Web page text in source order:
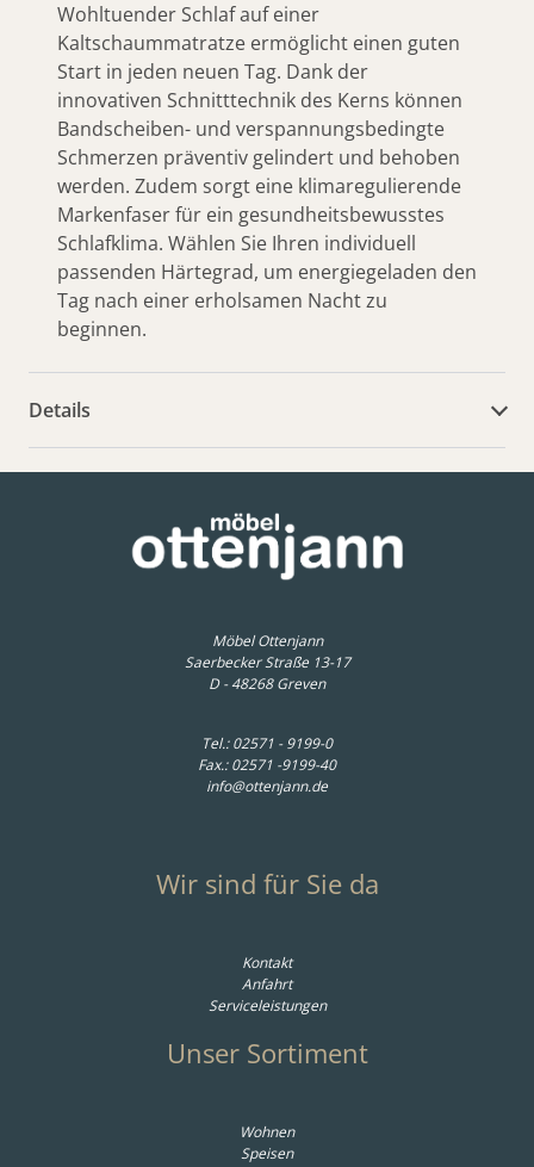
Wohltuender Schlaf auf einer
Kaltschaummatratze ermöglicht einen guten
Start in jeden neuen Tag. Dank der
innovativen Schnitttechnik des Kerns können
Bandscheiben- und verspannungsbedingte
Schmerzen präventiv gelindert und behoben
werden. Zudem sorgt eine klimaregulierende
Markenfaser für ein gesundheitsbewusstes
Schlafklima. Wählen Sie Ihren individuell
passenden Härtegrad, um energiegeladen den
Tag nach einer erholsamen Nacht zu
beginnen.
Details
Möbel Ottenjann
Saerbecker Straße 13-17
D - 48268 Greven
Tel.:02571 - 9199-0
Fax.: 02571 -9199-40
info@ottenjann.de
Wir sind für Sie da
Kontakt
Anfahrt
Serviceleistungen
Unser Sortiment
Wohnen
Speisen